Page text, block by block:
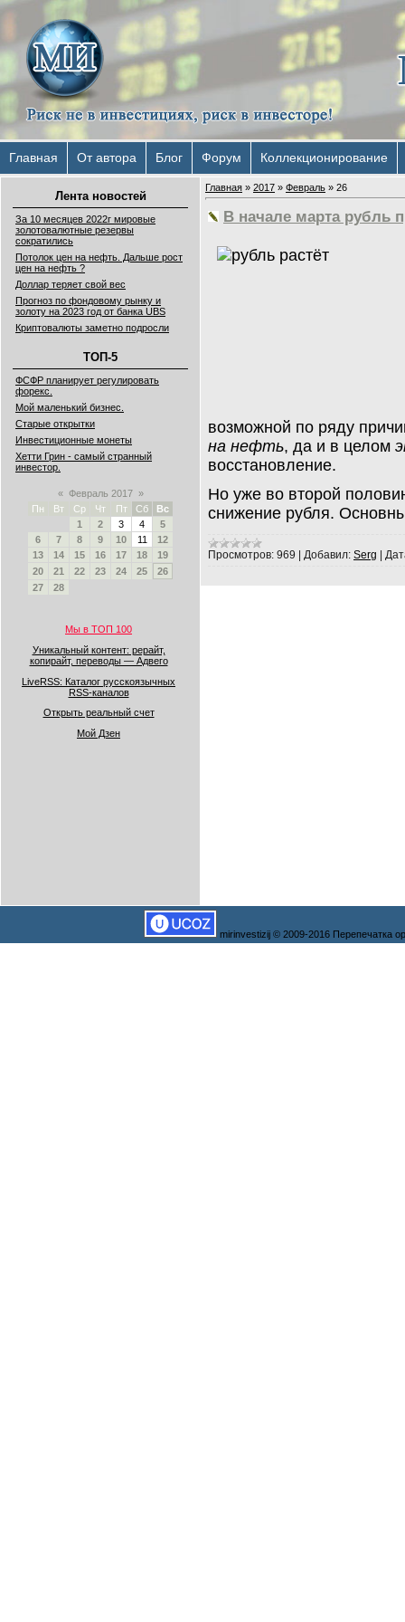
Главная От автора Блог Форум Коллекционирование
Лента новостей
За 10 месяцев 2022г мировые
золотовалютные резервы
сократились
Потолок цен на нефть. Дальше рост
цен на нефть ?
Доллар теряет свой вес
Прогноз по фондовому рынку и
золоту на 2023 год от банка UBS
Криптовалюты заметно подросли
ТОП-5
ФСФР планирует регулировать
форекс.
Мой маленький бизнес.
Старые открытки
Инвестиционные монеты
Хетти Грин - самый странный
инвестор.
« Февраль 2017 »
Пн
Вт Ср Чт Пт Сб
Вс
1
2 3 4
5
6
7 8 9 10 11
12
13
14 15 16 17 18
19
20
21 22 23 24 25
26
27
28
Мы в ТОП 100
Уникальный контент: рерайт,
копирайт, переводы — Адвего
LiveRSS: Каталог русскоязычных
RSS-каналов
Открыть реальный счет
Мой Дзен
Главная » 2017 » Февраль » 26
В начале марта рубль
возможной по ряду
на нефть, да и в целом
восстановление.
Но уже во второй
снижение рубля.
Просмотров: 969 Добавил: Serg
mirinvestizij © 2009-2016 Перепечатка